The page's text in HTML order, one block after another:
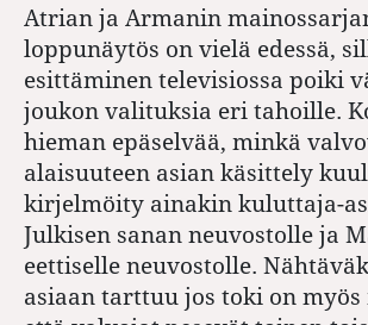
Atrian ja Armanin
loppunäytös on vielä edessä,
esittäminen televisiossa poiki
joukon valituksia eri tahoille.
hieman epäselvää, minkä
alaisuuteen asian käsittely
kirjelmöity ainakin kuluttaja-
Julkisen sanan neuvostolle ja
eettiselle neuvostolle.
asiaan tarttuu jos toki on